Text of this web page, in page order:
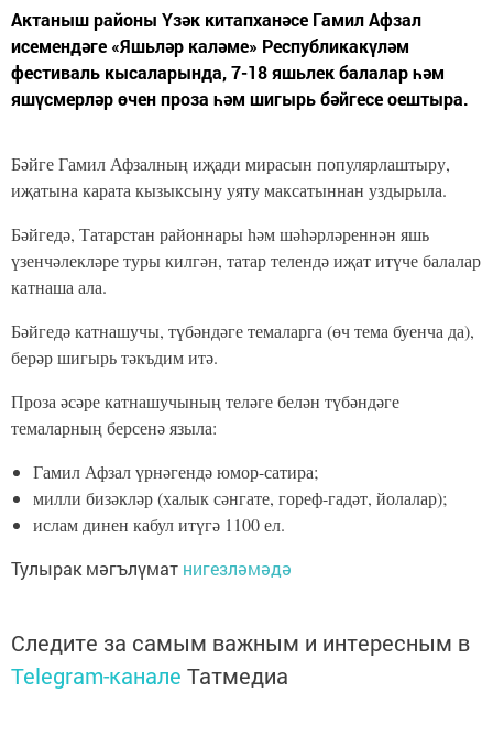
Актаныш районы Үзәк китапханәсе Гамил Афзал
исемендәге «Яшьләр каләме» Республикакүләм
фестиваль кысаларында, 7-18 яшьлек балалар һәм
яшүсмерләр өчен проза һәм шигырь бәйгесе оештыра.
Бәйге Гамил Афзалның иҗади мирасын популярлаштыру,
иҗатына карата кызыксыну уяту максатыннан уздырыла.
Бәйгедә, Татарстан районнары һәм шәһәрләреннән яшь
үзенчәлекләре туры килгән, татар телендә иҗат итүче балалар
катнаша ала.
Бәйгедә катнашучы, түбәндәге темаларга (өч тема буенча да),
берәр шигырь тәкъдим итә.
Проза әсәре катнашучының теләге белән түбәндәге
темаларның берсенә языла:
Гамил Афзал үрнәгендә юмор-сатира;
милли бизәкләр (халык сәнгате, гореф-гадәт, йолалар);
ислам динен кабул итүгә 1100 ел.
Тулырак мәгълүмат нигезләмәдә
Следите за самым важным и интересным в
Telegram-канале Татмедиа